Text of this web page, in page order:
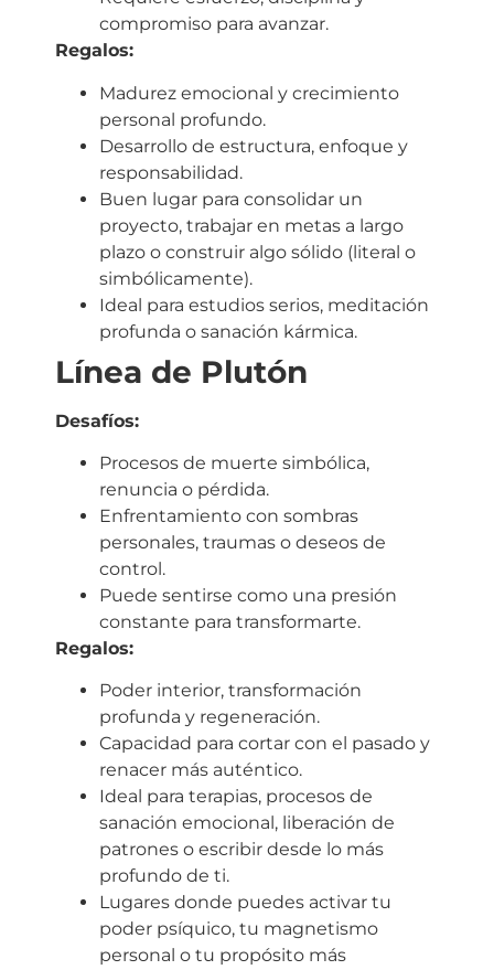
compromiso para avanzar.
Regalos:
Madurez emocional y crecimiento
personal profundo.
Desarrollo de estructura, enfoque y
responsabilidad.
Buen lugar para consolidar un
proyecto, trabajar en metas a largo
plazo o construir algo sólido (literal o
simbólicamente).
Ideal para estudios serios, meditación
profunda o sanación kármica.
Línea de Plutón
Desafíos:
Procesos de muerte simbólica,
renuncia o pérdida.
Enfrentamiento con sombras
personales, traumas o deseos de
control.
Puede sentirse como una presión
constante para transformarte.
Regalos:
Poder interior, transformación
profunda y regeneración.
Capacidad para cortar con el pasado y
renacer más auténtico.
Ideal para terapias, procesos de
sanación emocional, liberación de
patrones o escribir desde lo más
profundo de ti.
Lugares donde puedes activar tu
poder psíquico, tu magnetismo
personal o tu propósito más